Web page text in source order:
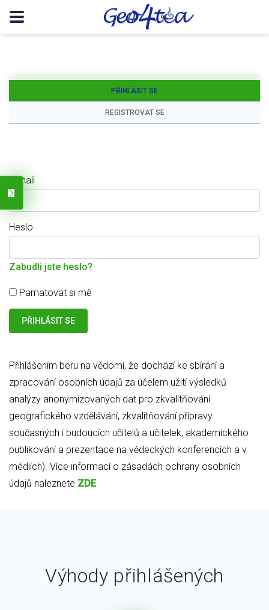
PŘIHLÁSIT SE
REGISTROVAT SE
E-mail
Heslo
Zabudli jste heslo?
Pamatovat si mě
Přihlášením beru na vědomí, že dochází ke sbírání a
zpracování osobních údajů za účelem užití výsledků
analýzy anonymizovaných dat pro zkvalitňování
geografického vzdělávání, zkvalitňování přípravy
současných i budoucích učitelů a učitelek, akademického
publikování a prezentace na vědeckých konferencích a v
médiích). Více informací o zásadách ochrany osobních
údajů naleznete ZDE
Výhody přihlášených